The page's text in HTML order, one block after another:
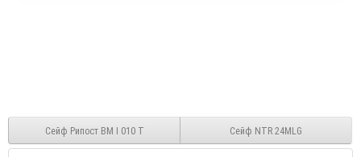
Сейф Рипост ВМ I 010 Т Сейф NTR 24MLG